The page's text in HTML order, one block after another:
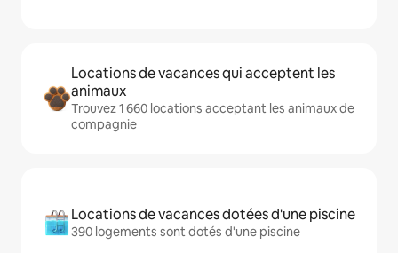
Locations de vacances qui acceptent les
animaux
Trouvez 1 660 locations acceptant les animaux de
compagnie
Locations de vacances dotées d'une piscine
390 logements sont dotés d'une piscine